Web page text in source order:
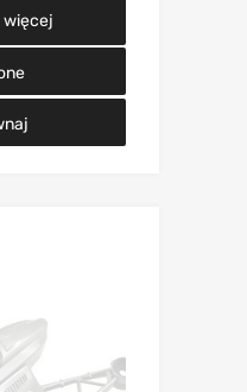
więcej